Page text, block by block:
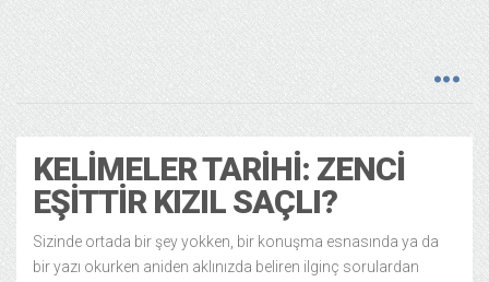
KELIMELER TARIHI: ZENCI
EŞITTIR KIZIL SAÇLI?
Sizinde ortada bir şey yokken, bir konuşma esnasında ya da
bir yazı okurken aniden aklınızda beliren ilginç sorulardan